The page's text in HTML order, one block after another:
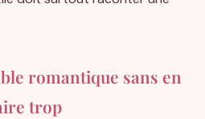
romantique sans en
trop